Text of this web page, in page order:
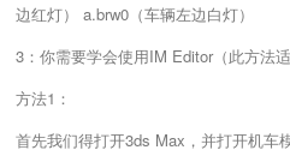
边红灯） a.brw0（车辆左边白灯）
3：你需要学会使用IM Editor（此方法
方法1：
首先我们得打开3ds Max，并打开机车